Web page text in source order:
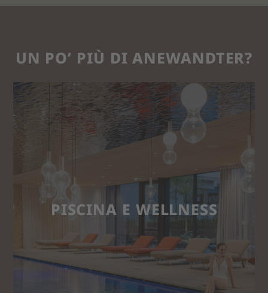
UN PO’ PIÙ DI ANEWANDTER?
PISCINA E WELLNESS